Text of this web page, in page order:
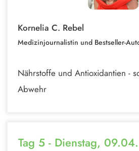
Kornelia C. Rebel
Medizinjournalistin und Bestseller-
Nährstoffe und Antioxidantien -
Abwehr
Tag 5 - Dienstag, 09.04.